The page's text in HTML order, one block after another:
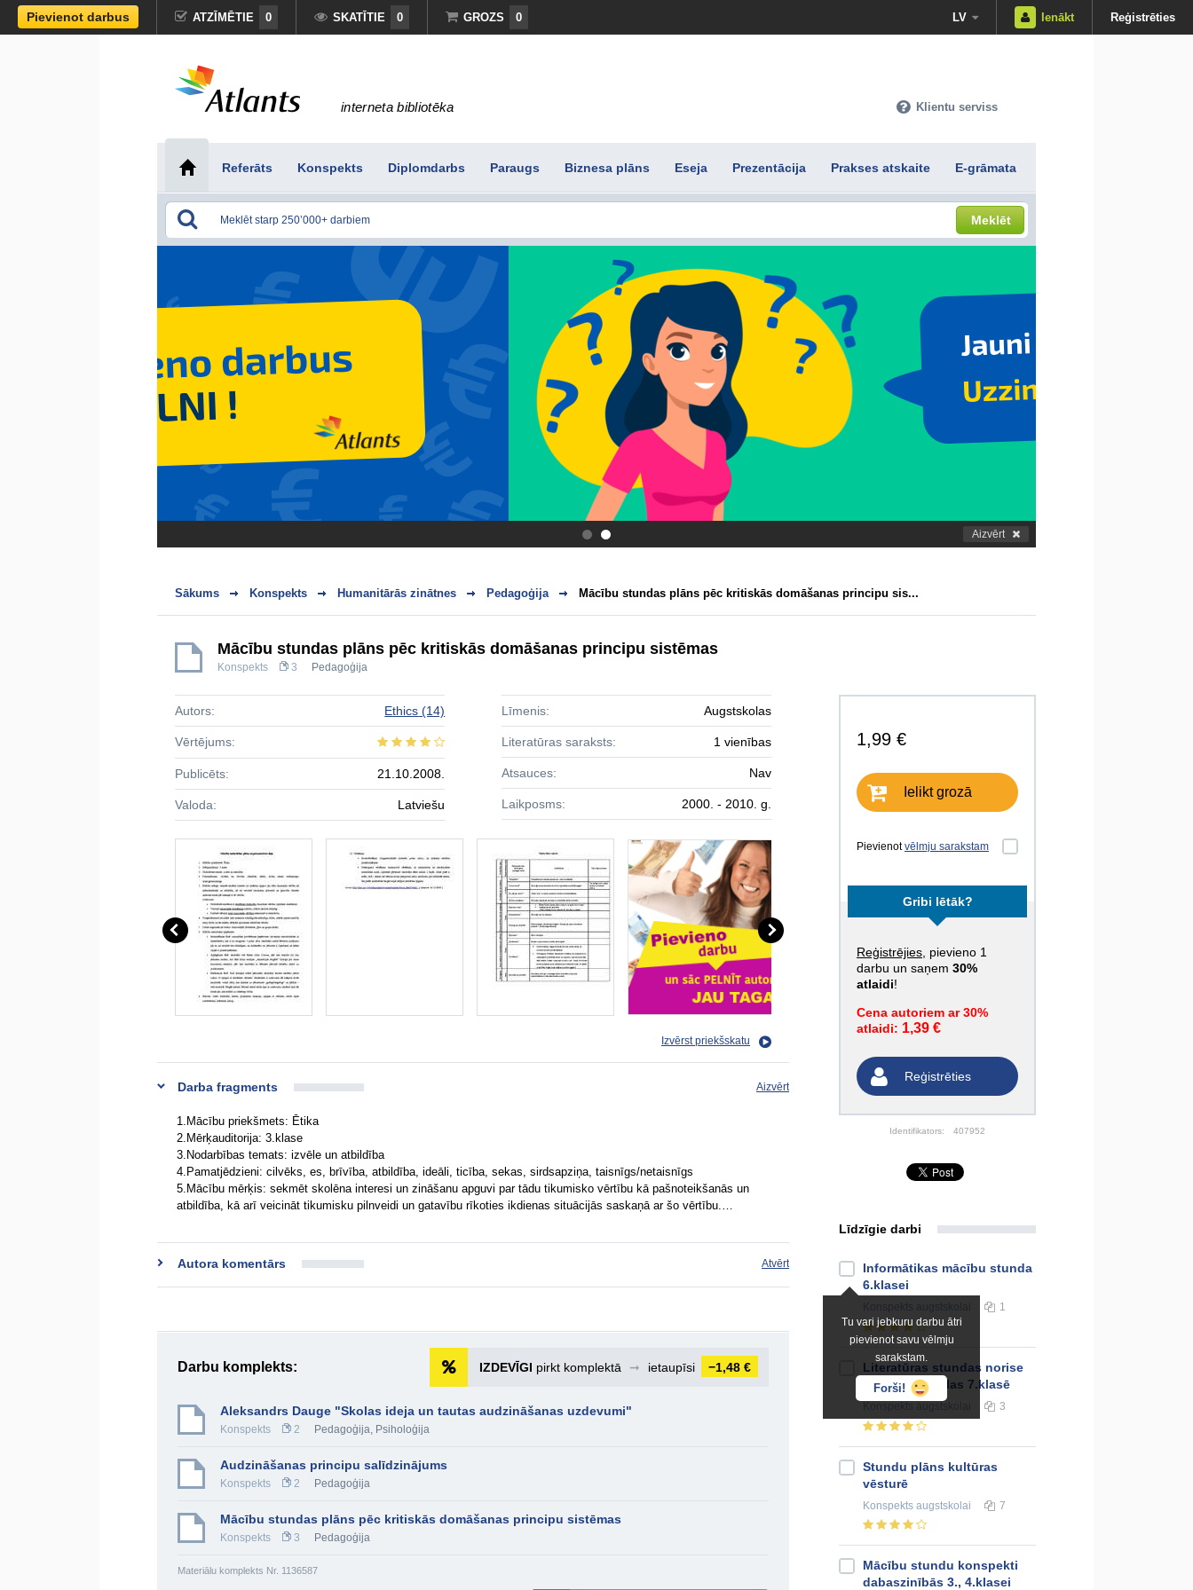
Pievienot darbus ATZĪMĒTIE 0 SKATĪTIE 0 GROZS 0 LV Ienākt Reģistrēties
interneta bibliotēka Klientu serviss
Referāts Konspekts Diplomdarbs Paraugs Biznesa plāns Eseja Prezentācija Prakses atskaite E-grāmata
Meklēt
. Aizvērt
Sākums Konspekts Humanitārās zinātnes Pedagoģija Mācību stundas plāns pēc kritiskās domāšanas principu sis...
Mācību stundas plāns pēc kritiskās domāšanas principu sistēmas
Konspekts 3 Pedagoģija
1,99 €
Ielikt grozā
Pievienotvēlmju sarakstam
Gribi lētāk?
Reģistrējies , pievieno 1
darbu un saņem 30%
atlaidi!
Cena autoriem ar 30%
atlaidi: 1,39 €
Reģistrēties
Identifikators: 407952
Autors: Ethics (14)
Vērtējums:
Publicēts: 21.10.2008.
Valoda: Latviešu
Līmenis: Augstskolas
Literatūras saraksts: 1 vienības
Atsauces: Nav
Laikposms: 2000. - 2010. g.
Izvērst priekšskatu
Darba fragments Aizvērt
1.Mācību priekšmets: Ētika
2.Mērķauditorija: 3.klase
3.Nodarbības temats: izvēle un atbildība
4.Pamatjēdzieni: cilvēks, es, brīvība, atbildība, ideāli, ticība, sekas, sirdsapziņa, taisnīgs/netaisnīgs
5.Mācību mērķis: sekmēt skolēna interesi un zināšanu apguvi par tādu tikumisko vērtību kā pašnoteikšanās un
atbildība, kā arī veicināt tikumisku pilnveidi un gatavību rīkoties ikdienas situācijās saskaņā ar šo vērtību.…
Autora komentārs Atvērt
Darbu komplekts: IZDEVĪGI pirkt komplektā ➞ ietaupīsi −1,48 €
Aleksandrs Dauge "Skolas ideja un tautas audzināšanas uzdevumi"
Konspekts 2 Pedagoģija, Psiholoģija
Audzināšanas principu salīdzinājums
Konspekts 2 Pedagoģija
Mācību stundas plāns pēc kritiskās domāšanas principu sistēmas
Konspekts 3 Pedagoģija
Materiālu komplekts Nr. 1136587
Līdzīgie darbi
Tu vari jebkuru darbu ātri
pievienot savu vēlmju
sarakstam.
Forši!
Informātikas mācību stunda
6.klasei
1
Literatūras stundas norise
speciālās skolas 7.klasē
3
Stundu plāns kultūras
vēsturē
Konspekts augstskolai 7
Mācību stundu konspekti
dabaszinībās 3., 4.klasei